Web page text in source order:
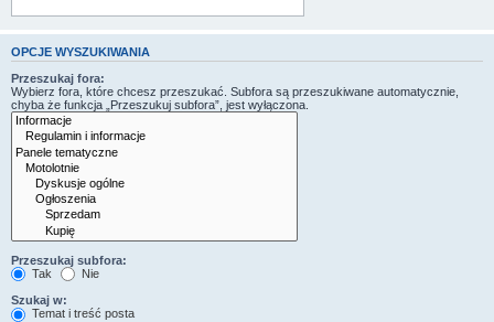
OPCJE WYSZUKIWANIA
Przeszukaj fora:
Wybierz fora, które chcesz przeszukać. Subfora są przeszukiwane automatycznie,
chyba że funkcja „Przeszukuj subfora”, jest wyłączona.
Przeszukaj subfora:
Tak
Nie
Szukaj w:
Temat i treść posta